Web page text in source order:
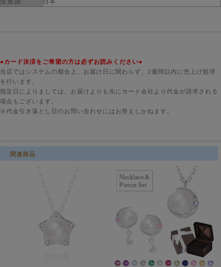
●カード決済をご希望の方は必ずお読みください●
当店ではシステムの都合上、お届け日に関わらず、2週間以内に売上げ処理
を行います。
指定日によりましては、お届けよりも先にカード会社より代金が請求される
場合もございます。
※代金引き落とし日のお問い合わせにはお答えしかねます。
関連商品